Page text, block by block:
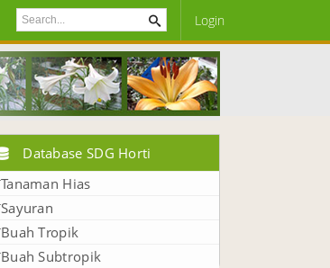
Login
Database SDG Horti
Tanaman Hias
Sayuran
Buah Tropik
Buah Subtropik